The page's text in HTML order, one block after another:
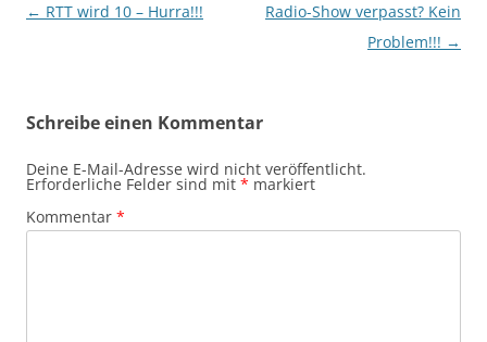
Beitragsnavigation
← RTT wird 10 – Hurra!!!
Radio-Show verpasst? Kein
Problem!!! →
Schreibe einen Kommentar
Deine E-Mail-Adresse wird nicht veröffentlicht.
Erforderliche Felder sind mit * markiert
Kommentar *